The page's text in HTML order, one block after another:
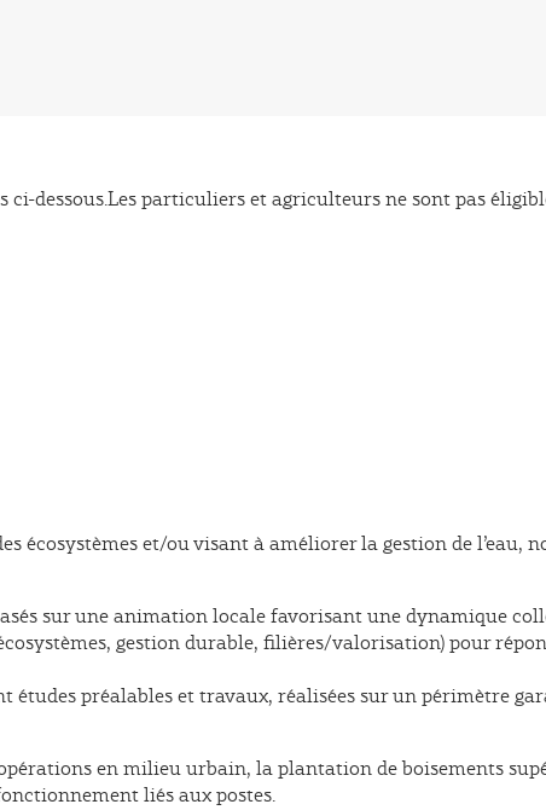
dessous.Les particuliers et agriculteurs ne sont pas
écosystèmes et/ou visant à améliorer la gestion de l’eau,
sur une animation locale favorisant une dynamique
gestion durable, filières/valorisation) pour
études préalables et travaux, réalisées sur un périmètre
en milieu urbain, la plantation de boisements
liés aux postes.